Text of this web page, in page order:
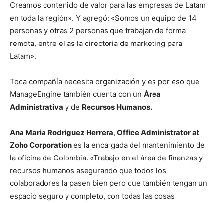
Creamos contenido de valor para las empresas de Latam
en toda la región». Y agregó: «Somos un equipo de 14
personas y otras 2 personas que trabajan de forma
remota, entre ellas la directoria de marketing para
Latam».
Toda compañía necesita organización y es por eso que
ManageEngine también cuenta con un Área
Administrativa y de Recursos Humanos.
Ana Maria Rodriguez Herrera, Office Administrator at
Zoho Corporationes la encargada del mantenimiento de
la oficina de Colombia. «Trabajo en el área de finanzas y
recursos humanos asegurando que todos los
colaboradores la pasen bien pero que también tengan un
espacio seguro y completo, con todas las cosas